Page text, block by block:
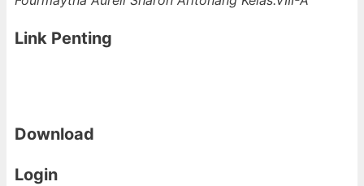
Link Penting
Download
Login